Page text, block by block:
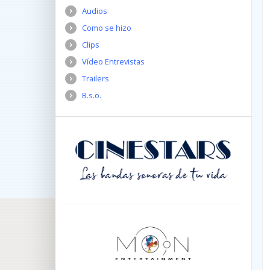
Audios
Como se hizo
Clips
Vídeo Entrevistas
Trailers
B.s.o.